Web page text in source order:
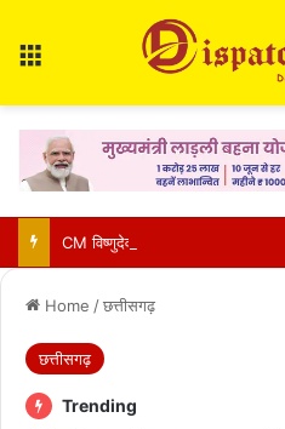
Home /छत्तीसगढ़
छत्तीसगढ़
Trending